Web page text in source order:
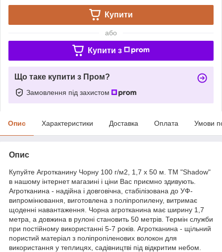
Купити
або
Купити з
Що таке купити з Пром?
Замовлення під захистом
Опис Характеристики Доставка Оплата Умови
Опис
Купуйте Агротканину Чорну 100 г/м2, 1,7 х 50 м. ТМ "Shadow"
в нашому інтернет магазині і ціни Вас приємно здивують.
Агротканина - надійна і довговічна, стабілізована до УФ-
випромінювання, виготовлена з поліпропилену, витримає
щоденні навантаження. Чорна агротканина має ширину 1,7
метра, а довжина в рулоні становить 50 метрів. Термін служби
при постійному використанні 5-7 років. Агротканина - щільний
пористий матеріал з поліпропіленових волокон для
використання у теплицях, садівництві під відкритим небом.